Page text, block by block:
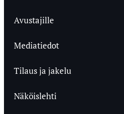
Avustajille
Mediatiedot
Tilaus ja jakelu
Näköislehti